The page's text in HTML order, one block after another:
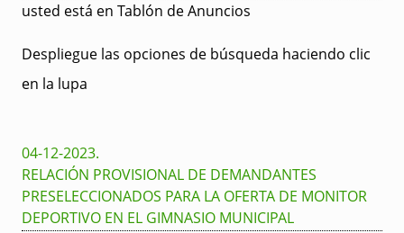
usted está en Tablón de Anuncios
Despliegue las opciones de búsqueda haciendo clic
en la lupa
04-12-2023.
RELACIÓN PROVISIONAL DE DEMANDANTES
PRESELECCIONADOS PARA LA OFERTA DE MONITOR
DEPORTIVO EN EL GIMNASIO MUNICIPAL